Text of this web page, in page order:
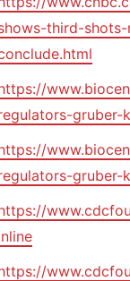
third-
gruber-
gruber-